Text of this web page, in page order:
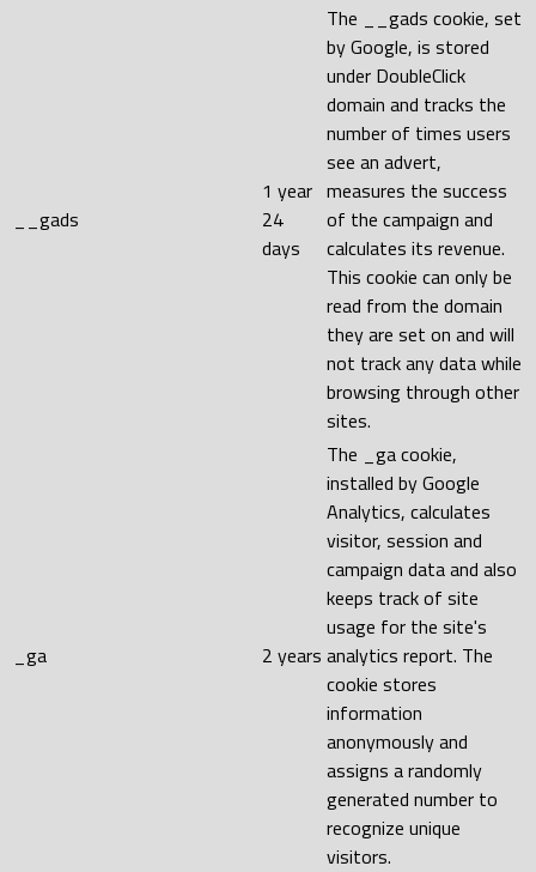
__gads
1 year
24
days
The __gads cookie, set
by Google, is stored
under DoubleClick
domain and tracks the
number of times users
see an advert,
measures the success
of the campaign and
calculates its revenue.
This cookie can only be
read from the domain
they are set on and will
not track any data while
browsing through other
sites.
_ga 2 years
The _ga cookie,
installed by Google
Analytics, calculates
visitor, session and
campaign data and also
keeps track of site
usage for the site's
analytics report. The
cookie stores
information
anonymously and
assigns a randomly
generated number to
recognize unique
visitors.